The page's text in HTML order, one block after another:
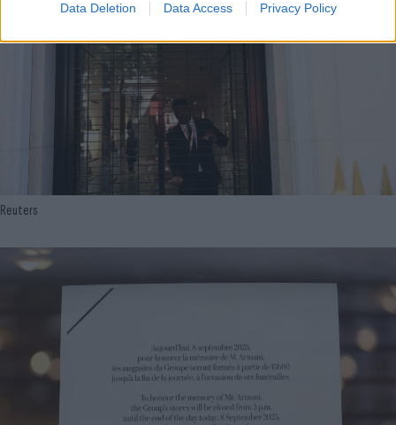
Data Deletion Data Access Privacy Policy
Reuters